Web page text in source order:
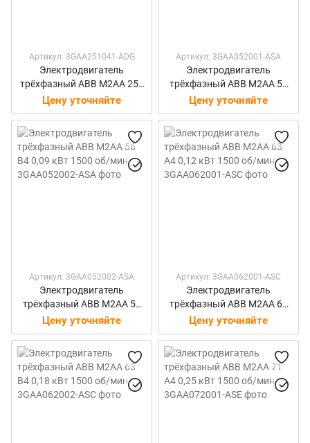
Артикул: 3GAA251041-ADG
Электродвигатель
трёхфазный ABB M2AA 250
SMA2 55 кВт 3000 об/мин
Цену уточняйте
Артикул: 3GAA052001-ASA
Электродвигатель
трёхфазный ABB M2AA 56
A4 0,06 кВт 1500 об/мин
Цену уточняйте
Артикул: 3GAA052002-ASA
Электродвигатель
трёхфазный ABB M2AA 56
B4 0,09 кВт 1500 об/мин
Цену уточняйте
Артикул: 3GAA062001-ASC
Электродвигатель
трёхфазный ABB M2AA 63
A4 0,12 кВт 1500 об/мин
Цену уточняйте